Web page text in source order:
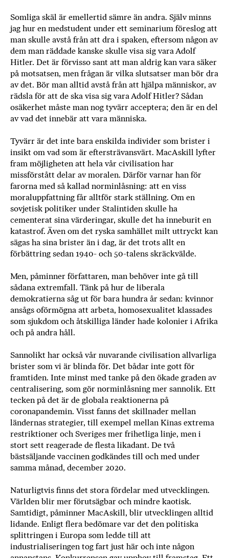
Somliga skäl är emellertid sämre än andra. Själv minns
jag hur en medstudent under ett seminarium föreslog att
man skulle avstå från att dra i spaken, eftersom någon av
dem man räddade kanske skulle visa sig vara Adolf
Hitler. Det är förvisso sant att man aldrig kan vara säker
på motsatsen, men frågan är vilka slutsatser man bör dra
av det. Bör man alltid avstå från att hjälpa människor, av
rädsla för att de ska visa sig vara Adolf Hitler? Sådan
osäkerhet måste man nog tyvärr acceptera; den är en del
av vad det innebär att vara människa.
Tyvärr är det inte bara enskilda individer som brister i
insikt om vad som är eftersträvansvärt. MacAskill lyfter
fram möjligheten att hela vår civilisation har
missförstått delar av moralen. Därför varnar han för
farorna med så kallad norminlåsning: att en viss
moraluppfattning får alltför stark ställning. Om en
sovjetisk politiker under Stalintiden skulle ha
cementerat sina värderingar, skulle det ha inneburit en
katastrof. Även om det ryska samhället milt uttryckt kan
sägas ha sina brister än i dag, är det trots allt en
förbättring sedan 1940- och 50-talens skräckvälde.
Men, påminner författaren, man behöver inte gå till
sådana extremfall. Tänk på hur de liberala
demokratierna såg ut för bara hundra år sedan: kvinnor
ansågs oförmögna att arbeta, homosexualitet klassades
som sjukdom och åtskilliga länder hade kolonier i Afrika
och på andra håll.
Sannolikt har också vår nuvarande civilisation allvarliga
brister som vi är blinda för. Det bådar inte gott för
framtiden. Inte minst med tanke på den ökade graden av
centralisering, som gör norminlåsning mer sannolik. Ett
tecken på det är de globala reaktionerna på
coronapandemin. Visst fanns det skillnader mellan
ländernas strategier, till exempel mellan Kinas extrema
restriktioner och Sveriges mer frihetliga linje, men i
stort sett reagerade de flesta likadant. De två
bästsäljande vaccinen godkändes till och med under
samma månad, december 2020.
Naturligtvis finns det stora fördelar med utvecklingen.
Världen blir mer förutsägbar och mindre kaotisk.
Samtidigt, påminner MacAskill, blir utvecklingen alltid
lidande. Enligt flera bedömare var det den politiska
splittringen i Europa som ledde till att
industrialiseringen tog fart just här och inte någon